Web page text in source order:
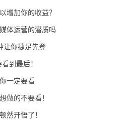
增加你的收益？
体运营的潜质吗
让你捷足先登
到最后！
一定要看
做的不要看！
然开悟了！